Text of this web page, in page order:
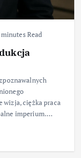
Read
wizja, ciężka praca
imperium.…